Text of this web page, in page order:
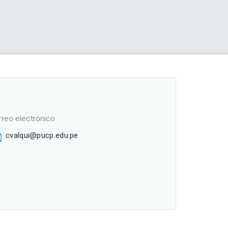
electrónico
cvalqui@pucp.edu.pe